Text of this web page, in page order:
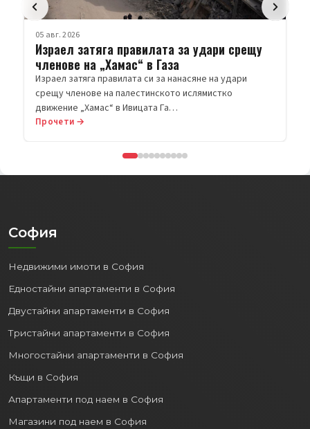
05 авг. 2026
Израел затяга правилата за удари срещу
членове на „Хамас“ в Газа
Израел затяга правилата си за нанасяне на удари
срещу членове на палестинското ислямистко
движение „Хамас“ в Ивицата Га…
Прочети →
София
Недвижими имоти в София
Едностайни апартаменти в София
Двустайни апартаменти в София
Тристайни апартаменти в София
Многостайни апартаменти в София
Къщи в София
Апартаменти под наем в София
Магазини под наем в София